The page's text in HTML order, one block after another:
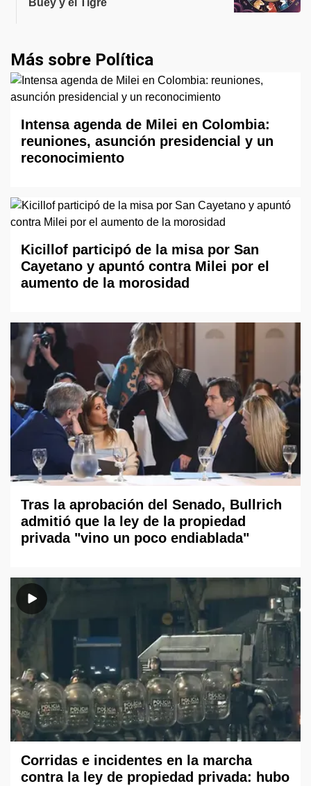
Buey y el Tigre
Más sobre Política
Intensa agenda de Milei en Colombia:
reuniones, asunción presidencial y un
reconocimiento
Kicillof participó de la misa por San
Cayetano y apuntó contra Milei por el
aumento de la morosidad
Tras la aprobación del Senado, Bullrich
admitió que la ley de la propiedad
privada "vino un poco endiablada"
Corridas e incidentes en la marcha
contra la ley de propiedad privada: hubo